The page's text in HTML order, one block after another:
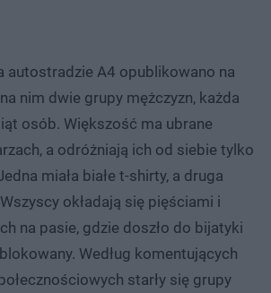
autostradzie A4 opublikowano na
nim dwie grupy mężczyzn, każda
osób. Większość ma ubrane
a odróżniają ich od siebie tylko
miała białe t-shirty, a druga
okładają się pięściami i
na pasie, gdzie doszło do bijatyki
Według komentujących
starły się grupy